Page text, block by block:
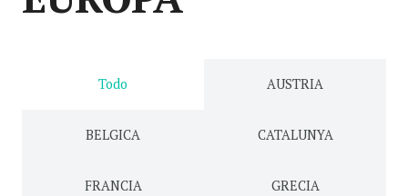
Todo AUSTRIA
BELGICA CATALUNYA
FRANCIA GRECIA